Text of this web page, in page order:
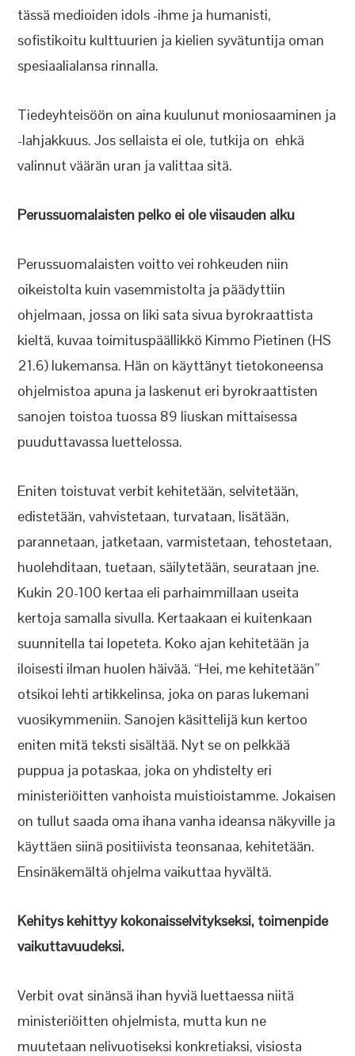
tässä medioiden idols -ihme ja humanisti,
sofistikoitu kulttuurien ja kielien syvätuntija oman
spesiaalialansa rinnalla.
Tiedeyhteisöön on aina kuulunut moniosaaminen ja
-lahjakkuus. Jos sellaista ei ole, tutkija on ehkä
valinnut väärän uran ja valittaa sitä.
Perussuomalaisten pelko ei ole viisauden alku
Perussuomalaisten voitto vei rohkeuden niin
oikeistolta kuin vasemmistolta ja päädyttiin
ohjelmaan, jossa on liki sata sivua byrokraattista
kieltä, kuvaa toimituspäällikkö Kimmo Pietinen (HS
21.6) lukemansa. Hän on käyttänyt tietokoneensa
ohjelmistoa apuna ja laskenut eri byrokraattisten
sanojen toistoa tuossa 89 liuskan mittaisessa
puuduttavassa luettelossa.
Eniten toistuvat verbit kehitetään, selvitetään,
edistetään, vahvistetaan, turvataan, lisätään,
parannetaan, jatketaan, varmistetaan, tehostetaan,
huolehditaan, tuetaan, säilytetään, seurataan jne.
Kukin 20-100 kertaa eli parhaimmillaan useita
kertoja samalla sivulla. Kertaakaan ei kuitenkaan
suunnitella tai lopeteta. Koko ajan kehitetään ja
iloisesti ilman huolen häivää. “Hei, me kehitetään”
otsikoi lehti artikkelinsa, joka on paras lukemani
vuosikymmeniin. Sanojen käsittelijä kun kertoo
eniten mitä teksti sisältää. Nyt se on pelkkää
puppua ja potaskaa, joka on yhdistelty eri
ministeriöitten vanhoista muistioistamme. Jokaisen
on tullut saada oma ihana vanha ideansa näkyville ja
käyttäen siinä positiivista teonsanaa, kehitetään.
Ensinäkemältä ohjelma vaikuttaa hyvältä.
Kehitys kehittyy kokonaisselvitykseksi, toimenpide
vaikuttavuudeksi.
Verbit ovat sinänsä ihan hyviä luettaessa niitä
ministeriöitten ohjelmista, mutta kun ne
muutetaan nelivuotiseksi konkretiaksi, visiosta